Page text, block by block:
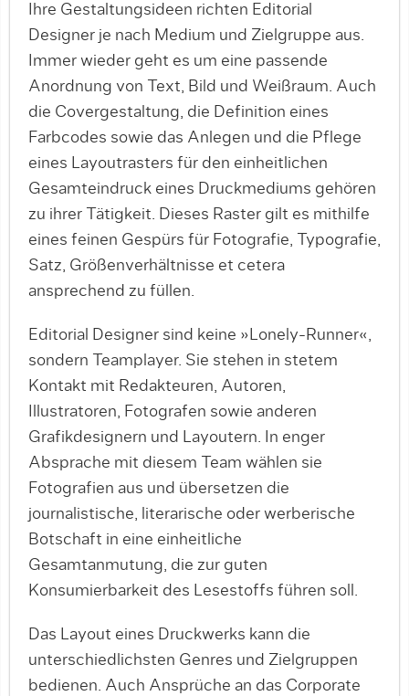
Ihre Gestaltungsideen richten Editorial
Designer je nach Medium und Zielgruppe aus.
Immer wieder geht es um eine passende
Anordnung von Text, Bild und Weißraum. Auch
die Covergestaltung, die Definition eines
Farbcodes sowie das Anlegen und die Pflege
eines Layoutrasters für den einheitlichen
Gesamteindruck eines Druckmediums gehören
zu ihrer Tätigkeit. Dieses Raster gilt es mithilfe
eines feinen Gespürs für Fotografie, Typografie,
Satz, Größenverhältnisse et cetera
ansprechend zu füllen.
Editorial Designer sind keine »Lonely-Runner«,
sondern Teamplayer. Sie stehen in stetem
Kontakt mit Redakteuren, Autoren,
Illustratoren, Fotografen sowie anderen
Grafikdesignern und Layoutern. In enger
Absprache mit diesem Team wählen sie
Fotografien aus und übersetzen die
journalistische, literarische oder werberische
Botschaft in eine einheitliche
Gesamtanmutung, die zur guten
Konsumierbarkeit des Lesestoffs führen soll.
Das Layout eines Druckwerks kann die
unterschiedlichsten Genres und Zielgruppen
bedienen. Auch Ansprüche an das Corporate